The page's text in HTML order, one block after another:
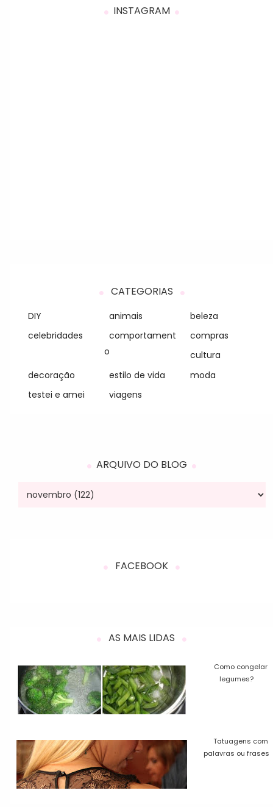
INSTAGRAM
CATEGORIAS
DIY animais
beleza
celebridades
comportament
o
compras
cultura
decoração
estilo de vida
moda
testei e amei
viagens
ARQUIVO DO BLOG
FACEBOOK
AS MAIS LIDAS
Como congelar
legumes?
Tatuagens com
palavras ou frases